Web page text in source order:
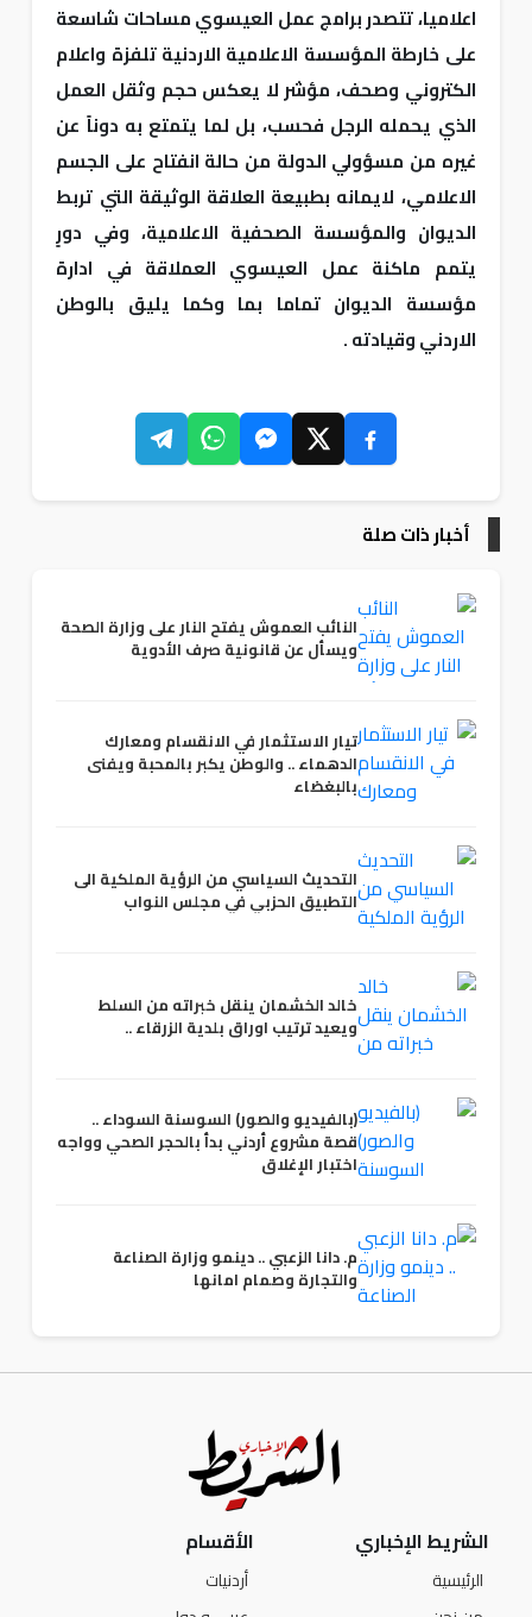
اعلاميا، تتصدر برامج عمل العيسوي مساحات شاسعة
على خارطة المؤسسة الاعلامية الاردنية تلفزة واعلام
الكتروني وصحف، مؤشر لا يعكس حجم وثقل العمل
الذي يحمله الرجل فحسب، بل لما يتمتع به دوناً عن
غيره من مسؤولي الدولة من حالة انفتاح على الجسم
الاعلامي، لايمانه بطبيعة العلاقة الوثيقة التي تربط
الديوان والمؤسسة الصحفية الاعلامية، وفي دورٍ
يتمم ماكنة عمل العيسوي العملاقة في ادارة
مؤسسة الديوان تماما بما وكما يليق بالوطن
الاردني وقيادته .
أخبار ذات صلة
النائب العموش يفتح النار على وزارة الصحة
ويسأل عن قانونية صرف الأدوية
تيار الاستثمار في الانقسام ومعارك
الدهماء .. والوطن يكبر بالمحبة ويفنى
بالبغضاء
التحديث السياسي من الرؤية الملكية الى
التطبيق الحزبي في مجلس النواب
خالد الخشمان ينقل خبراته من السلط
ويعيد ترتيب اوراق بلدية الزرقاء ..
(بالفيديو والصور) السوسنة السوداء ..
قصة مشروع أردني بدأ بالحجر الصحي وواجه
اختبار الإغلاق
م. دانا الزعبي .. دينمو وزارة الصناعة
والتجارة وصمام امانها
الشريط الإخباري
الرئيسية
الأقسام
أردنيات